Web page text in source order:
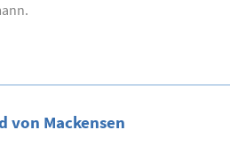
von Mackensen